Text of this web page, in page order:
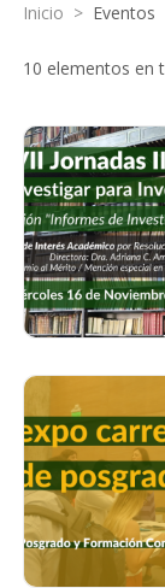
Inicio > Eventos
10 elementos en